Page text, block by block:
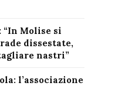
“In Molise si
dissestate,
nastri”
l’associazione